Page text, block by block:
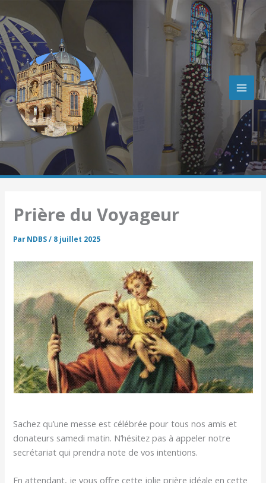
au
contenu
Prière du Voyageur
ParNDBS/ 8 juillet 2025
Sachez qu’une messe est célébrée pour tous nos amis et
donateurs samedi matin. N’hésitez pas à appeler notre
secrétariat qui prendra note de vos intentions.
En attendant, je vous offre cette jolie prière idéale en cette
e
c
h
e
r
c
h
e